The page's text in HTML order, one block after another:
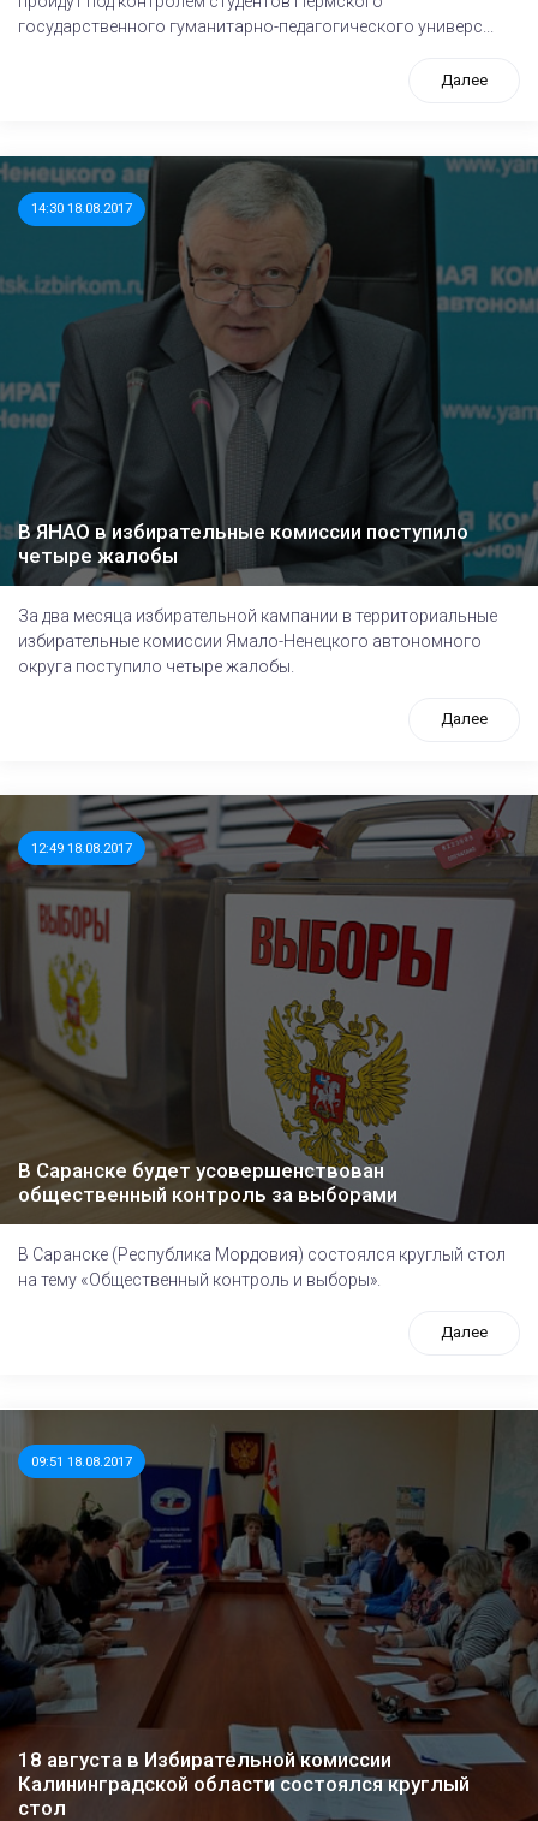
государственного гуманитарно-педагогического универс...
Далее
14:30 18.08.2017
В ЯНАО в избирательные комиссии поступило
четыре жалобы
За два месяца избирательной кампании в территориальные
избирательные комиссии Ямало-Ненецкого автономного
округа поступило четыре жалобы.
Далее
12:49 18.08.2017
В Саранске будет усовершенствован
общественный контроль за выборами
В Саранске (Республика Мордовия) состоялся круглый стол
на тему «Общественный контроль и выборы».
Далее
09:51 18.08.2017
18 августа в Избирательной комиссии
Калининградской области состоялся круглый
стол